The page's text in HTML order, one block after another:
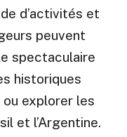
d’activités et
peuvent
spectaculaire
historiques
ou explorer les
et l’Argentine.